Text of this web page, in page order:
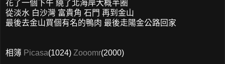
花了一個下午 繞了北海岸大概半圈
從淡水 白沙灣 富貴角 石門 再到金山
最後去金山買個有名的鴨肉 最後走陽金公路回家
相簿 Picasa(1024) Zooomr(2000)